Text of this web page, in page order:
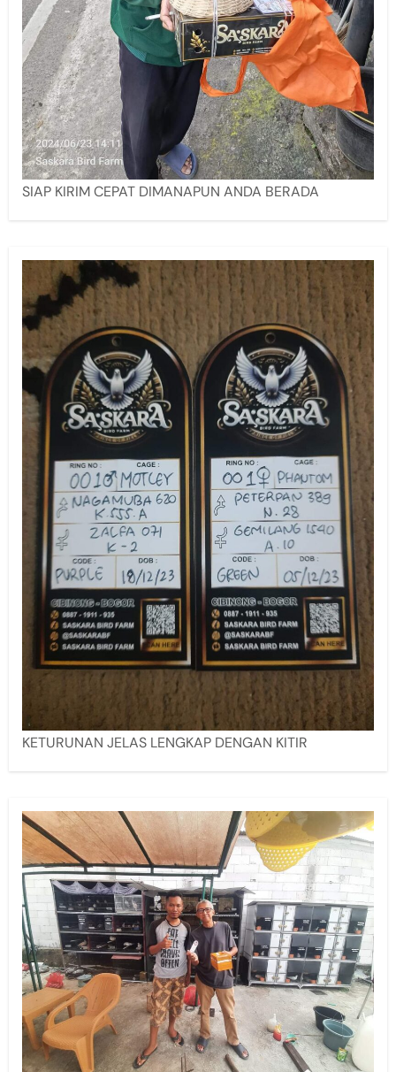
SIAP KIRIM CEPAT DIMANAPUN ANDA BERADA
KETURUNAN JELAS LENGKAP DENGAN KITIR